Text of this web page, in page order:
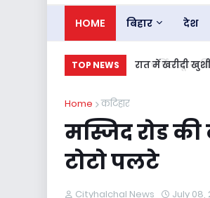
HOME बिहार देश
TOP NEWS रात में खरीदी
Home कटिहार
मस्जिद रोड
टोटो पलटे
Cityhalchal News July 08,